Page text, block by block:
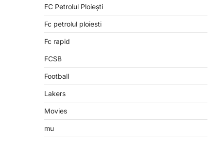
FC Petrolul Ploiești
Fc petrolul ploiesti
Fc rapid
FCSB
Football
Lakers
Movies
mu